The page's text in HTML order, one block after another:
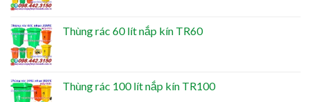
Thùng rác 60 lít nắp kín TR60
Thùng rác 100 lít nắp kín TR100